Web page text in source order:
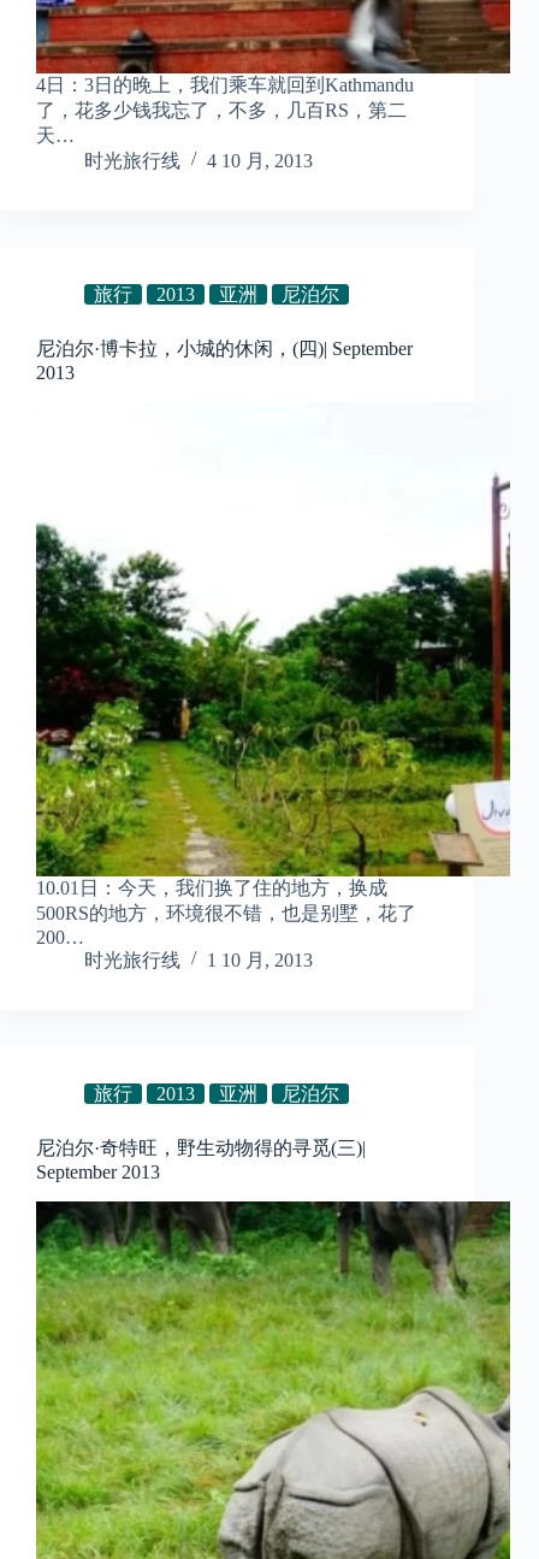
4日：3日的晚上，我们乘车就回到Kathmandu
了，花多少钱我忘了，不多，几百RS，第二
天…
时光旅行线
4 10 月, 2013
旅行 2013 亚洲 尼泊尔
尼泊尔·博卡拉，小城的休闲，(四)| September
2013
10.01日：今天，我们换了住的地方，换成
500RS的地方，环境很不错，也是别墅，花了
200…
时光旅行线
1 10 月, 2013
旅行 2013 亚洲 尼泊尔
尼泊尔·奇特旺，野生动物得的寻觅(三)|
September 2013